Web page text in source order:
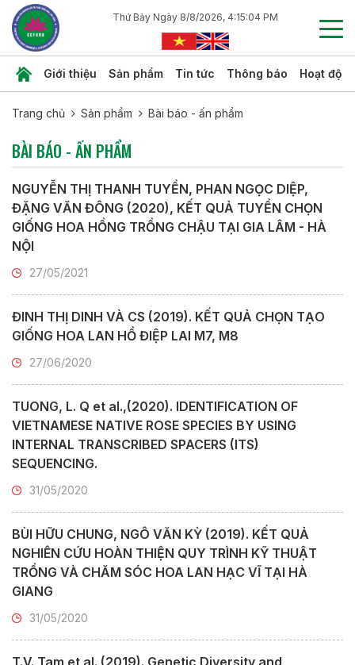
Thứ Bảy Ngày 8/8/2026, 4:15:05 PM
Giới thiệu Sản phẩm Tin tức Thông báo Hoạt
Trang chủ Sản phẩm Bài báo - ấn phẩm
BÀI BÁO - ẤN PHẨM
NGUYỄN THỊ THANH TUYỀN, PHAN NGỌC DIỆP,
ĐẶNG VĂN ĐÔNG (2020), KẾT QUẢ TUYỂN CHỌN
GIỐNG HOA HỒNG TRỒNG CHẬU TẠI GIA LÂM - HÀ
NỘI
27/05/2021
ĐINH THỊ DINH VÀ CS (2019). KẾT QUẢ CHỌN TẠO
GIỐNG HOA LAN HỒ ĐIỆP LAI M7, M8
27/06/2020
TUONG, L. Q et al.,(2020). IDENTIFICATION OF
VIETNAMESE NATIVE ROSE SPECIES BY USING
INTERNAL TRANSCRIBED SPACERS (ITS)
SEQUENCING.
31/05/2020
BÙI HỮU CHUNG, NGÔ VĂN KỲ (2019). KẾT QUẢ
NGHIÊN CỨU HOÀN THIỆN QUY TRÌNH KỸ THUẬT
TRỒNG VÀ CHĂM SÓC HOA LAN HẠC VĨ TẠI HÀ
GIANG
31/05/2020
T.V. Tam et al. (2019). Genetic Diversity and